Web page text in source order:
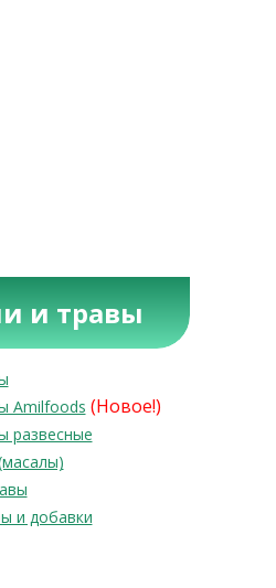
и травы
Amilfoods (Новое!)
развесные
и добавки